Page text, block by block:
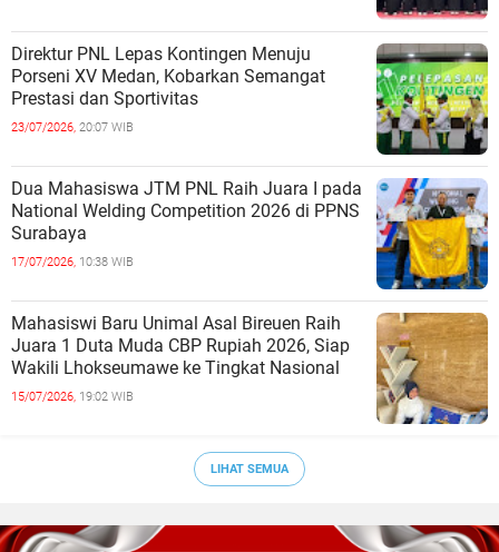
Direktur PNL Lepas Kontingen Menuju
Porseni XV Medan, Kobarkan Semangat
Prestasi dan Sportivitas
23/07/2026, 20:07 WIB
Dua Mahasiswa JTM PNL Raih Juara I pada
National Welding Competition 2026 di PPNS
Surabaya
17/07/2026, 10:38 WIB
Mahasiswi Baru Unimal Asal Bireuen Raih
Juara 1 Duta Muda CBP Rupiah 2026, Siap
Wakili Lhokseumawe ke Tingkat Nasional
15/07/2026, 19:02 WIB
LIHAT SEMUA